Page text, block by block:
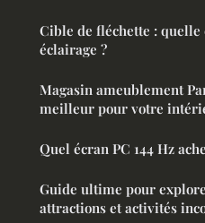
Cible de fléchette :
éclairage ?
Magasin ameublement
meilleur pour votre
Quel écran PC 144 Hz
Guide ultime pour
attractions et activités